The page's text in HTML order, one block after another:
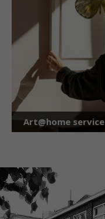
Art@home service